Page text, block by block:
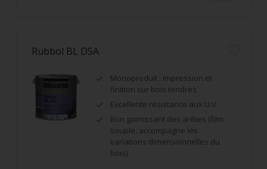
Rubbol BL DSA
Monoproduit : impression et
finition sur bois tendres
Excellente résistance aux U.V.
Bon garnissant des arêtes (film
souple, accompagne les
variations dimensionnelles du
bois)